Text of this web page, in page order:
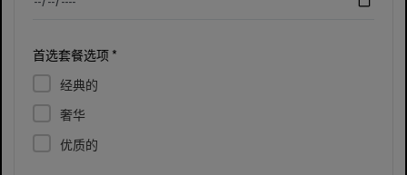
首选套餐选项 *
经典的
奢华
优质的